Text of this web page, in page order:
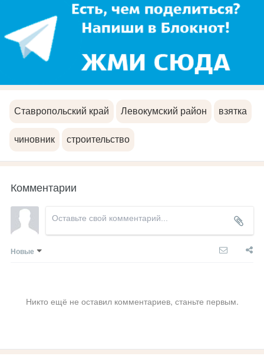
Ставропольский край Левокумский район взятка
чиновник строительство
Комментарии
Новые
Никто ещё не оставил комментариев, станьте первым.